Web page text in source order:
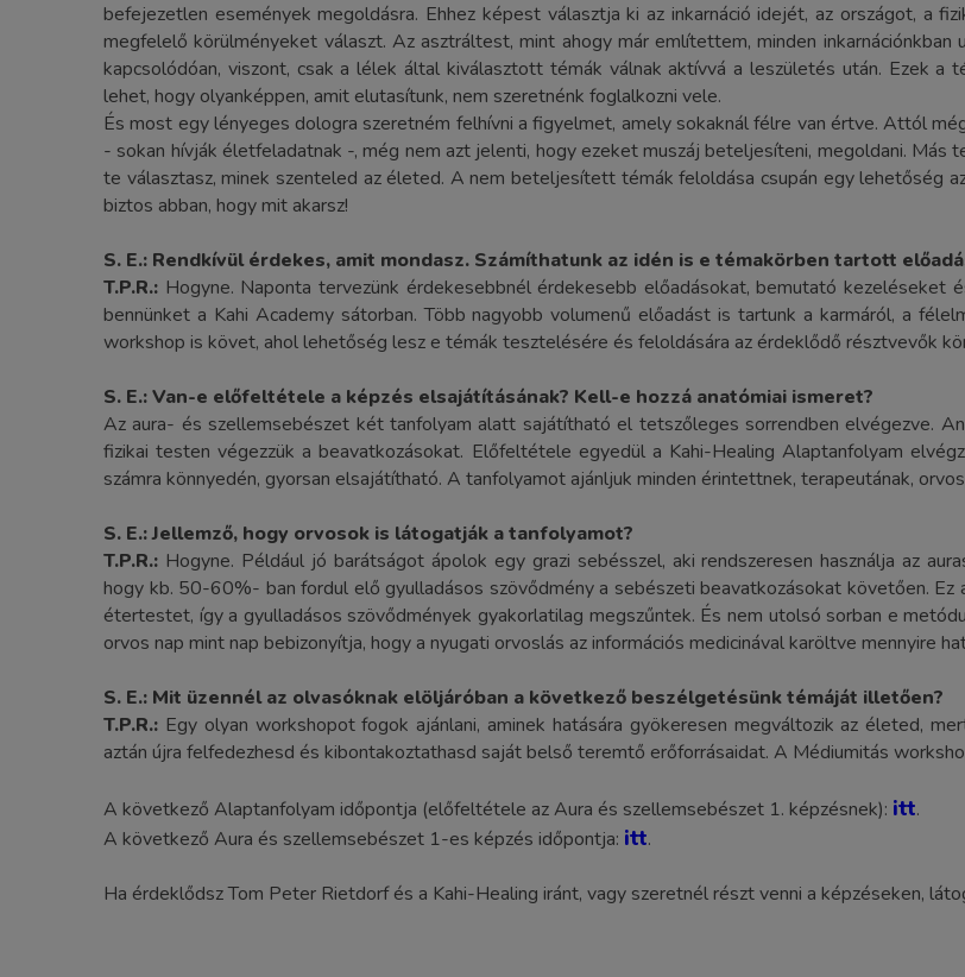
befejezetlen események megoldásra. Ehhez képest választja ki az inkarnáció idejét, az országot, a
megfelelő körülményeket választ. Az asztráltest, mint ahogy már említettem, minden
kapcsolódóan, viszont, csak a lélek által kiválasztott témák válnak aktívvá a leszületés után. Ezek a
lehet, hogy olyanképpen, amit elutasítunk, nem szeretnénk foglalkozni vele.
És most egy lényeges dologra szeretném felhívni a figyelmet, amely sokaknál félre van értve. Attól
- sokan hívják életfeladatnak -, még nem azt jelenti, hogy ezeket muszáj beteljesíteni, megoldani.
te választasz, minek szenteled az életed. A nem beteljesített témák feloldása csupán egy lehetőség
biztos abban, hogy mit akarsz!
S. E.: Rendkívül érdekes, amit mondasz. Számíthatunk az idén is e témakörben tartott
T.P.R.: Hogyne. Naponta tervezünk érdekesebbnél érdekesebb előadásokat, bemutató
bennünket a Kahi Academy sátorban. Több nagyobb volumenű előadást is tartunk a karmáról, a
workshop is követ, ahol lehetőség lesz e témák tesztelésére és feloldására az érdeklődő résztvevők
S. E.:Van-e előfeltétele a képzés elsajátításának? Kell-e hozzá anatómiai ismeret?
Az aura- és szellemsebészet két tanfolyam alatt sajátítható el tetszőleges sorrendben elvégezve.
fizikai testen végezzük a beavatkozásokat. Előfeltétele egyedül a Kahi-Healing Alaptanfolyam
számra könnyedén, gyorsan elsajátítható. A tanfolyamot ajánljuk minden érintettnek, terapeutának,
S. E.:Jellemző, hogy orvosok is látogatják a tanfolyamot?
T.P.R.: Hogyne. Például jó barátságot ápolok egy grazi sebésszel, aki rendszeresen használja az
hogy kb. 50-60%- ban fordul elő gyulladásos szövődmény a sebészeti beavatkozásokat követően.
étertestet, így a gyulladásos szövődmények gyakorlatilag megszűntek. És nem utolsó sorban e
orvos nap mint nap bebizonyítja, hogy a nyugati orvoslás az információs medicinával karöltve mennyire
S. E.: Mit üzennél az olvasóknak elöljáróban a következő beszélgetésünk témáját illetően?
T.P.R.: Egy olyan workshopot fogok ajánlani, aminek hatására gyökeresen megváltozik az életed,
aztán újra felfedezhesd és kibontakoztathasd saját belső teremtő erőforrásaidat. A Médiumitás
A következő Alaptanfolyam időpontja (előfeltétele az Aura és szellemsebészet 1. képzésnek): itt.
A következő Aura és szellemsebészet 1-es képzés időpontja: itt.
Ha érdeklődsz Tom Peter Rietdorf és a Kahi-Healing iránt, vagy szeretnél részt venni a képzéseken,